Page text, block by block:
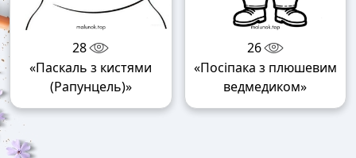
28
«Паскаль з кистями
(Рапунцель)»
26
«Посіпака з плюшевим
ведмедиком»